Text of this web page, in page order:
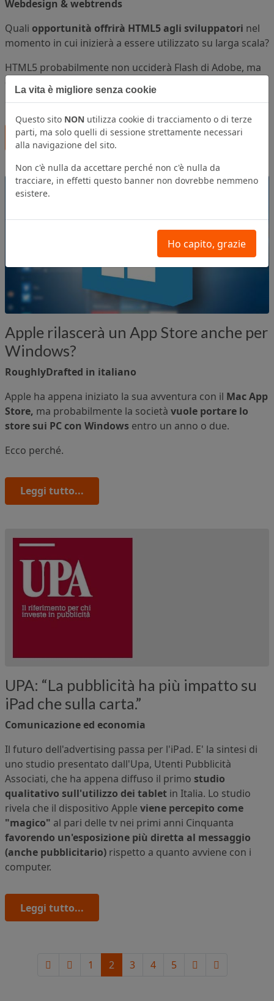
Webdesign & webtrends
Quali opportunità offrirà HTML5 agli sviluppatori nel
momento in cui inizierà a essere utilizzato su larga scala?
HTML5 probabilmente non ucciderà Flash di Adobe, ma
cambierà in meglio l'utilizzo quotidiano del web per
milioni di persone.
Leggi tutto...
Apple rilascerà un App Store anche per
Windows?
RoughlyDrafted in italiano
Apple ha appena iniziato la sua avventura con il Mac App
Store, ma probabilmente la società vuole portare lo
store sui PC con Windows entro un anno o due.
Ecco perché.
Leggi tutto...
UPA: “La pubblicità ha più impatto su
iPad che sulla carta.”
Comunicazione ed economia
Il futuro dell'advertising passa per l'iPad. E' la sintesi di
uno studio presentato dall'Upa, Utenti Pubblicità
Associati, che ha appena diffuso il primo studio
qualitativo sull'utilizzo dei tablet in Italia. Lo studio
rivela che il dispositivo Apple viene percepito come
"magico" al pari delle tv nei primi anni Cinquanta
favorendo un'esposizione più diretta al messaggio
(anche pubblicitario) rispetto a quanto avviene con i
computer.
Leggi tutto...
1 2 3 4 5
La vita è migliore senza cookie
Questo sito NON utilizza cookie di tracciamento o di terze
parti, ma solo quelli di sessione strettamente necessari
alla navigazione del sito.
Non c'è nulla da accettare perché non c'è nulla da
tracciare, in effetti questo banner non dovrebbe nemmeno
esistere.
Ho capito, grazie